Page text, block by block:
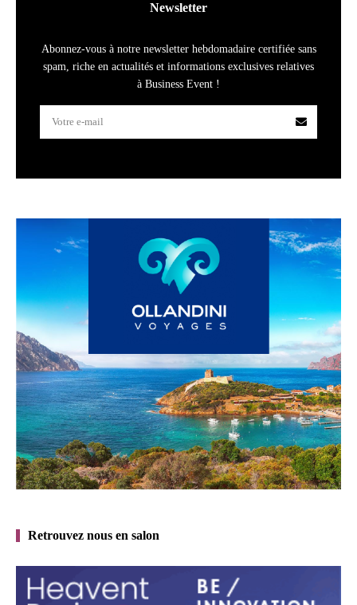
Newsletter
Abonnez-vous à notre newsletter hebdomadaire certifiée sans
spam, riche en actualités et informations exclusives relatives
à Business Event !
Retrouvez nous en salon